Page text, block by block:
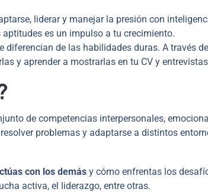
liderar y manejar la presión con
es un impulso a tu crecimiento.
diferencian de las habilidades duras. A través
y aprender a mostrarlas en tu CV y
de competencias interpersonales,
problemas y adaptarse a distintos
con los demás y cómo enfrentas los
activa, el liderazgo, entre otras.